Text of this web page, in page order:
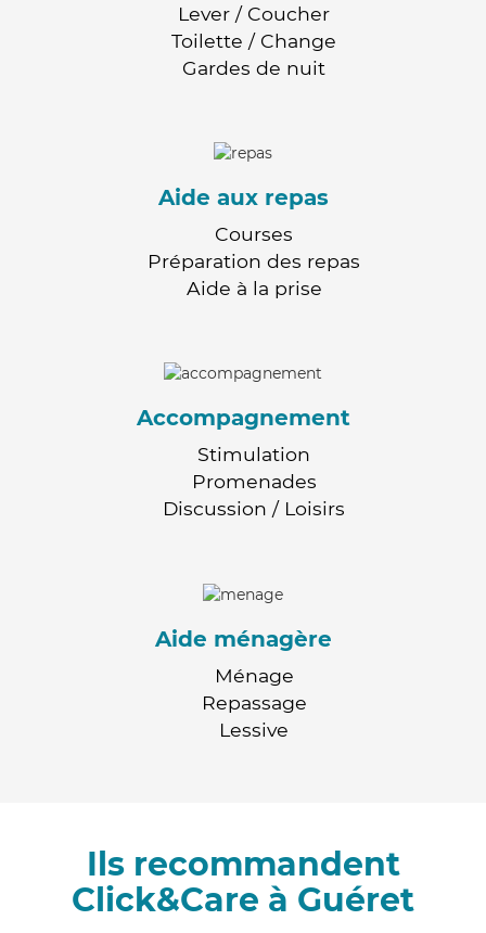
Lever / Coucher
Toilette / Change
Gardes de nuit
Aide aux repas
Courses
Préparation des repas
Aide à la prise
Accompagnement
Stimulation
Promenades
Discussion / Loisirs
Aide ménagère
Ménage
Repassage
Lessive
Ils recommandent
Click&Care à Guéret